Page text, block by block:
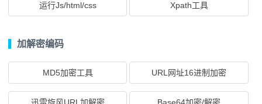
运行Js/html/css Xpath工具
加解密编码
MD5加密工具 URL网址16进制加密